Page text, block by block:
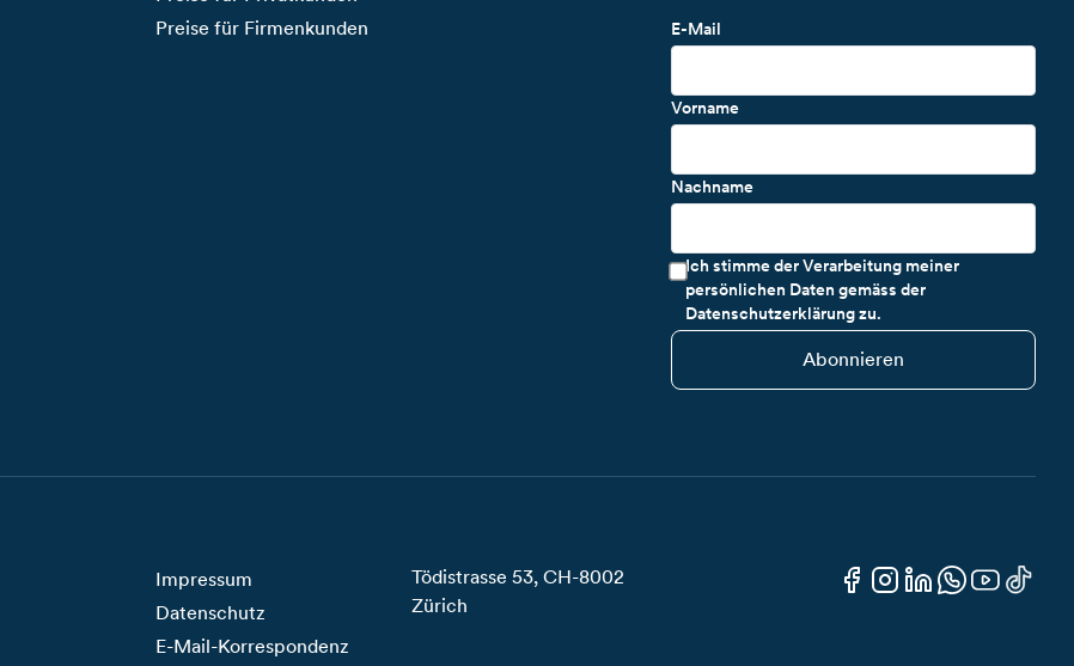
Preise für Firmenkunden
E-Mail
Vorname
Nachname
Ich stimme der Verarbeitung meiner
persönlichen Daten gemäss der
Datenschutzerklärung zu.
Abonnieren
Impressum
Datenschutz
E-Mail-Korrespondenz
Tödistrasse 53, CH-8002
Zürich